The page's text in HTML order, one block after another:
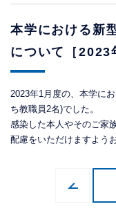
本学における新
について［2023
2023年1月度の、本学に
ち教職員2名)でした。
感染した本人やそのご家
配慮をいただけますよう